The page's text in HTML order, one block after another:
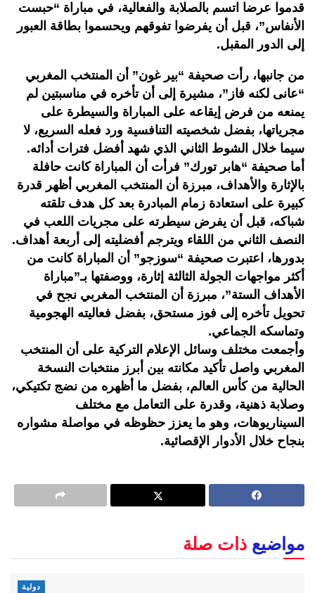
قدموا عرضا اتسم بالصلابة والفعالية، في مباراة “حبست
الأنفاس”، قبل أن يفرضوا تفوقهم ويحسموا بطاقة العبور
إلى الدور المقبل.
من جانبها، رأت صحيفة “بير غون” أن المنتخب المغربي
“عانى لكنه فاز”، مشيرة إلى أن تأخره في مناسبتين لم
يمنعه من فرض إيقاعه على المباراة والسيطرة على
مجرياتها، بفضل شخصيته التنافسية ورد فعله السريع، لا
سيما خلال الشوط الثاني الذي شهد أفضل فترات أدائه.
أما صحيفة “هابر تورك” فرأت أن المباراة كانت حافلة
بالإثارة والأهداف، مبرزة أن المنتخب المغربي أظهر قدرة
كبيرة على استعادة زمام المبادرة بعد كل هدف تلقته
شباكه، قبل أن يفرض سيطرته على مجريات اللعب في
النصف الثاني من اللقاء ويترجم أفضليته إلى أربعة أهداف.
بدورها، اعتبرت صحيفة “سوزجو” أن المباراة كانت من
أكثر مواجهات الجولة الثالثة إثارة، ووصفتها بـ”مباراة
الأهداف الستة”، مبرزة أن المنتخب المغربي نجح في
تحويل تأخره إلى فوز مستحق، بفضل فعاليته الهجومية
وتماسكه الجماعي.
وأجمعت مختلف وسائل الإعلام التركية على أن المنتخب
المغربي واصل تأكيد مكانته بين أبرز منتخبات النسخة
الحالية من كأس العالم، بفضل ما أظهره من نضج تكتيكي،
وصلابة ذهنية، وقدرة على التعامل مع مختلف
السيناريوهات، وهو ما يعزز حظوظه في مواصلة مشواره
بنجاح خلال الأدوار الإقصائية.
مواضيع ذات صلة
دولية